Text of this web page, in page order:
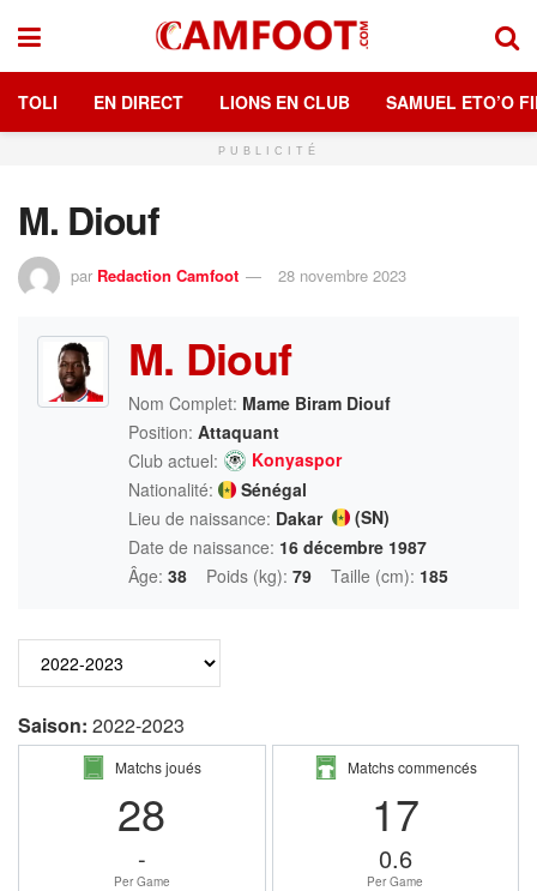
TOLI EN DIRECT LIONS EN CLUB SAMUEL ETO’O
PUBLICITÉ
M. Diouf
par Redaction Camfoot 28 novembre 2023
M. Diouf
Nom Complet: Mame Biram Diouf
Position: Attaquant
Club actuel:
Konyaspor
Nationalité:
Sénégal
Lieu de naissance: Dakar
(SN)
Date de naissance: 16 décembre 1987
Âge: 38 Poids (kg): 79 Taille (cm): 185
Saison: 2022-2023
Matchs joués
28
-
Per Game
Matchs commencés
17
0.6
Per Game